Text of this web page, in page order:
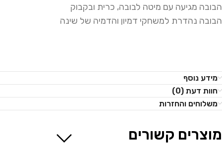
הבובה מגיעה עם מיטה לבובה, כרית ובקבוק
הבובה נהדרת למשחקי דמיון והדמיה של שינה
מידע נוסף
חוות דעת (0)
משלוחים והחזרות
מוצרים קשורים